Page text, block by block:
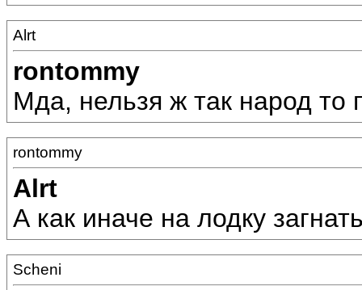
Alrt
rontommy
Мда, нельзя ж так народ то
rontommy
Alrt
А как иначе на лодку
Scheni